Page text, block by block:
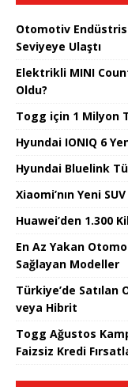
Otomotiv
Seviyeye Ulaştı
Elektrikli MINI
Oldu?
Togg için 1 Milyon
Hyundai IONIQ 6
Hyundai Bluelink
Xiaomi’nın Yeni
Huawei’den 1.300
En Az Yakan
Sağlayan Modeller
Türkiye’de Satılan
veya Hibrit
Togg Ağustos
Faizsiz Kredi